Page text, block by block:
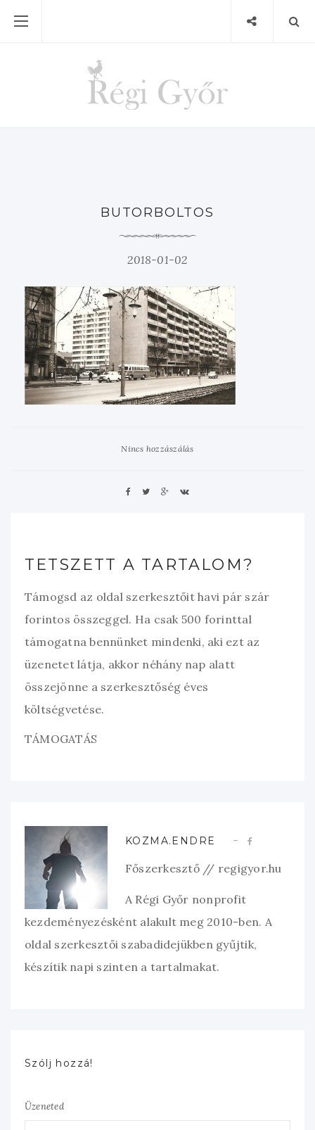
BUTORBOLTOS
2018-01-02
Nincs hozzászálás
TETSZETT A TARTALOM?
Támogsd az oldal szerkesztőit havi pár szár
forintos összeggel. Ha csak 500 forinttal
támogatna bennünket mindenki, aki ezt az
üzenetet látja, akkor néhány nap alatt
összejönne a szerkesztőség éves
költségvetése.
TÁMOGATÁS
KOZMA.ENDRE
Főszerkesztő // regigyor.hu
A Régi Győr nonprofit
kezdeményezésként alakult meg 2010-ben. A
oldal szerkesztői szabadidejükben gyűjtik,
készítik napi szinten a tartalmakat.
Szólj hozzá!
Üzeneted